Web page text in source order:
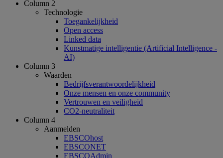
Column 2
Technologie
Toegankelijkheid
Open access
Linked data
Kunstmatige intelligentie (Artificial Intelligence -
AI)
Column 3
Waarden
Bedrijfsverantwoordelijkheid
Onze mensen en onze community
Vertrouwen en veiligheid
CO2-neutraliteit
Column 4
Aanmelden
EBSCOhost
EBSCONET
EBSCOAdmin